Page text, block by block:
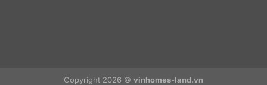
Copyright 2026 © vinhomes-land.vn